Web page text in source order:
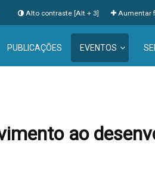
Aumentar
Alto contraste [Alt + 3]
PUBLICAÇÕES EVENTOS
ao